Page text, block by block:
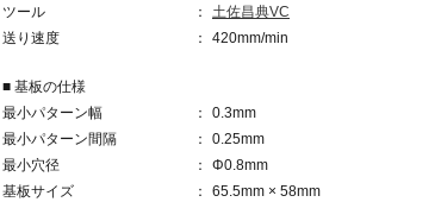
ツール
土佐昌典VC
送り速度
420mm/min
■ 基板の仕様
最小パターン幅
0.3mm
最小パターン間隔
0.25mm
最小穴径
Φ0.8mm
基板サイズ
65.5mm × 58mm